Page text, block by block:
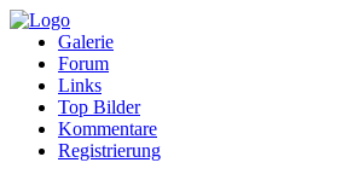
Galerie
Forum
Links
Top Bilder
Kommentare
Registrierung